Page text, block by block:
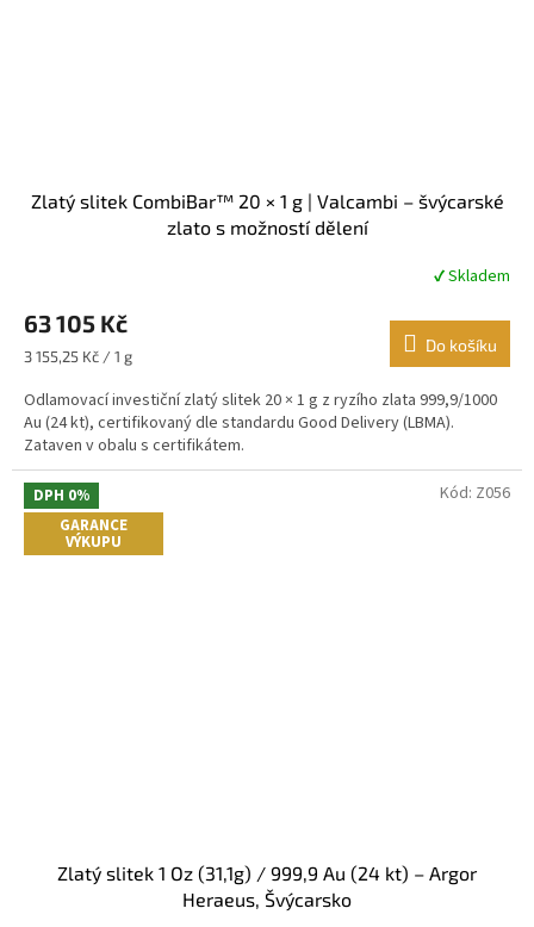
Zlatý slitek CombiBar™ 20 × 1 g | Valcambi – švýcarské
zlato s možností dělení
produktu
je
5,0
z
5
hvězdiček.
✔ Skladem
63 105 Kč
Měrná
3 155,25 Kč / 1 g
Do košíku
Odlamovací investiční zlatý slitek 20 × 1 g z ryzího zlata 999,9/1000
Au (24 kt), certifikovaný dle standardu Good Delivery (LBMA).
Zataven v obalu s certifikátem.
DPH 0%
GARANCE
VÝKUPU
Zlatý slitek 1 Oz (31,1g) / 999,9 Au (24 kt) – Argor
Heraeus, Švýcarsko
Kód: Z056